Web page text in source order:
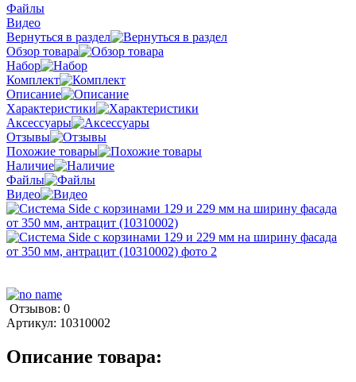
Файлы
Видео
Вернуться в раздел
Обзор товара
Набор
Комплект
Описание
Характеристики
Аксессуары
Отзывы
Похожие товары
Наличие
Файлы
Видео
Отзывов: 0
Артикул: 10310002
Описание товара: